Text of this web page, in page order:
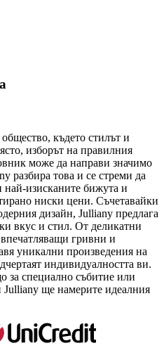
където стилът и
изборът на правилния
може да направи значимо
разбира това и се стреми да
най-изисканите бижута и
ниски цени. Съчетавайки
дизайн, Julliany предлага
вкус и стил. От деликатни
гривни и
уникални произведения на
индивидуалността ви.
за специално събитие или
Julliany ще намерите идеалния